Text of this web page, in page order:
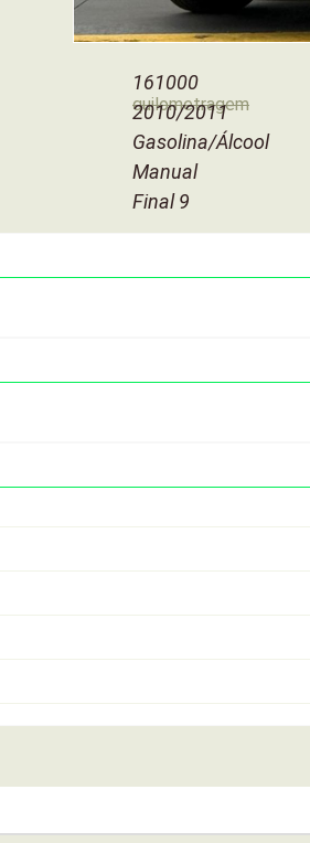
161000
quilometragem
2010/2011
Gasolina/Álcool
Manual
Final 9